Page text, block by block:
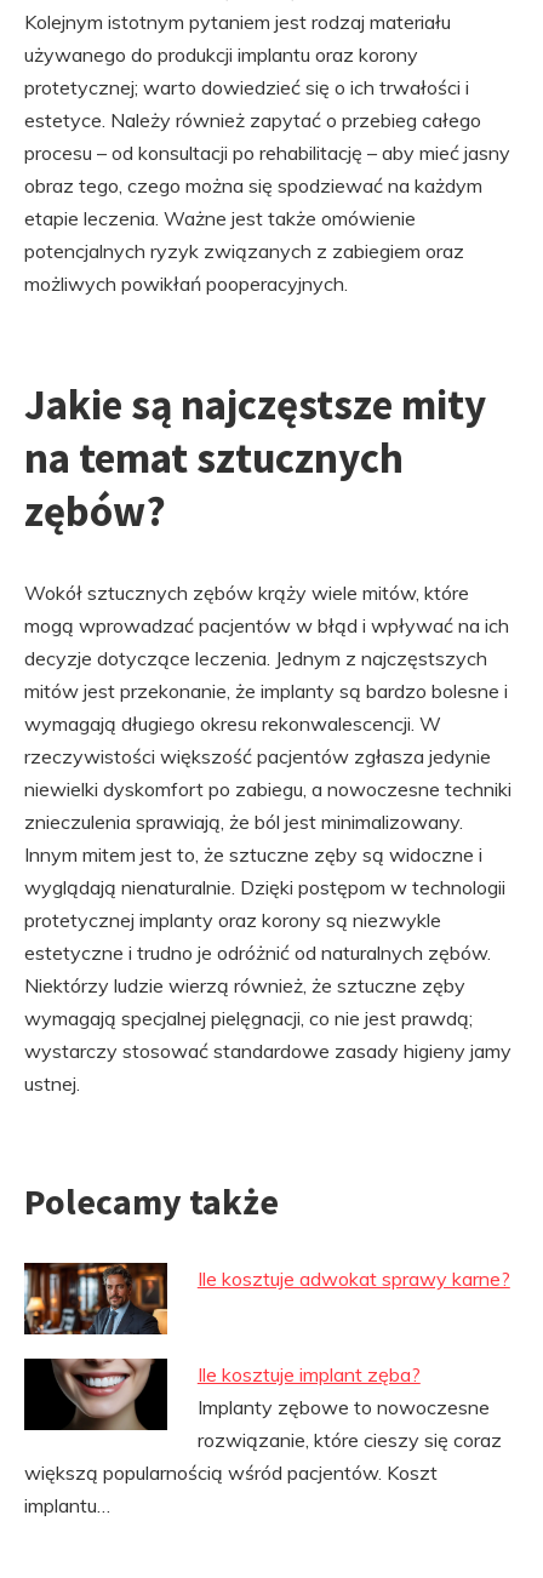
Kolejnym istotnym pytaniem jest rodzaj materiału
używanego do produkcji implantu oraz korony
protetycznej; warto dowiedzieć się o ich trwałości i
estetyce. Należy również zapytać o przebieg całego
procesu – od konsultacji po rehabilitację – aby mieć jasny
obraz tego, czego można się spodziewać na każdym
etapie leczenia. Ważne jest także omówienie
potencjalnych ryzyk związanych z zabiegiem oraz
możliwych powikłań pooperacyjnych.
Jakie są najczęstsze mity
na temat sztucznych
zębów?
Wokół sztucznych zębów krąży wiele mitów, które
mogą wprowadzać pacjentów w błąd i wpływać na ich
decyzje dotyczące leczenia. Jednym z najczęstszych
mitów jest przekonanie, że implanty są bardzo bolesne i
wymagają długiego okresu rekonwalescencji. W
rzeczywistości większość pacjentów zgłasza jedynie
niewielki dyskomfort po zabiegu, a nowoczesne techniki
znieczulenia sprawiają, że ból jest minimalizowany.
Innym mitem jest to, że sztuczne zęby są widoczne i
wyglądają nienaturalnie. Dzięki postępom w technologii
protetycznej implanty oraz korony są niezwykle
estetyczne i trudno je odróżnić od naturalnych zębów.
Niektórzy ludzie wierzą również, że sztuczne zęby
wymagają specjalnej pielęgnacji, co nie jest prawdą;
wystarczy stosować standardowe zasady higieny jamy
ustnej.
Polecamy także
Ile kosztuje adwokat sprawy karne?
Ile kosztuje implant zęba?
Implanty zębowe to nowoczesne
rozwiązanie, które cieszy się coraz
większą popularnością wśród pacjentów. Koszt
implantu…